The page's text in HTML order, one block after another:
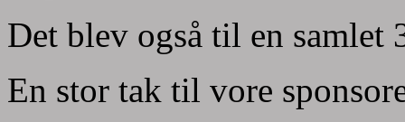
Det blev også til en samlet
En stor tak til vore